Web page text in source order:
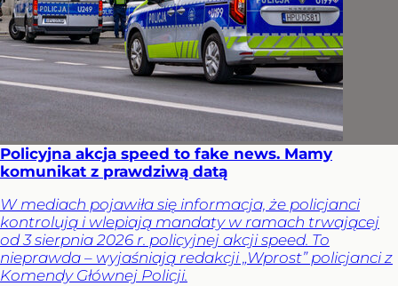
Policyjna akcja speed to fake news. Mamy
komunikat z prawdziwą datą
W mediach pojawiła się informacja, że policjanci
kontrolują i wlepiają mandaty w ramach trwającej
od 3 sierpnia 2026 r. policyjnej akcji speed. To
nieprawda – wyjaśniają redakcji „Wprost” policjanci z
Komendy Głównej Policji.